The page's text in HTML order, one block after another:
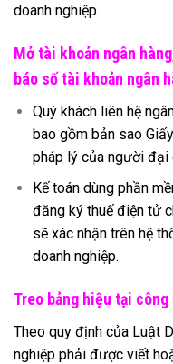
doanh nghiệp.
Mở tài khoản ngân
báo số tài khoản ngân
Quý khách liên hệ
bao gồm bản sao
pháp lý của người đại
Kế toán dùng phần
đăng ký thuế điện tử
sẽ xác nhận trên hệ
doanh nghiệp.
Treo bảng hiệu tại công
Theo quy định của Luật
nghiệp phải được viết